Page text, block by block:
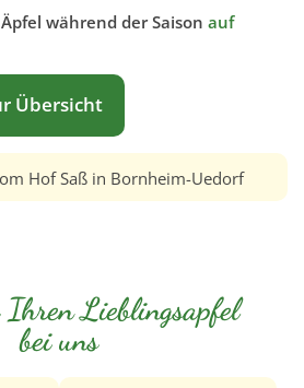
während der Saison auf
Übersicht
Ihren Lieblingsapfel
bei uns